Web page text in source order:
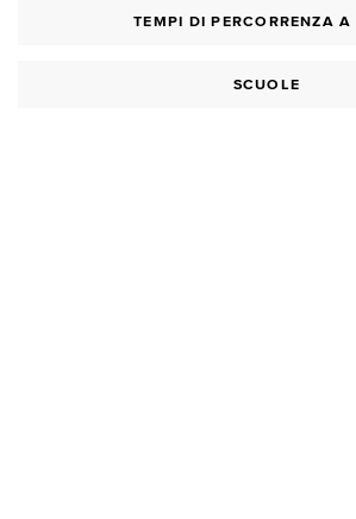
TEMPI DI PERCORRENZA A
SCUOLE